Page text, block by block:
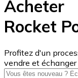
USD Coin
USDC
Acheter
Rocket
Profitez d'un
vendre et